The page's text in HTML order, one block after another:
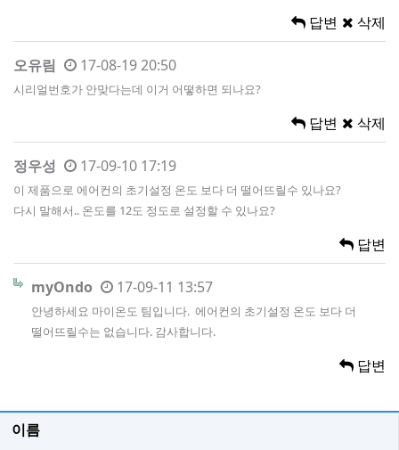
답변 삭제
오유림 17-08-19 20:50
시리얼번호가 안맞다는데 이거 어떻하면 되나요?
답변 삭제
정우성 17-09-10 17:19
이 제품으로 에어컨의 초기설정 온도 보다 더 떨어뜨릴수 있나요?
다시 말해서.. 온도를 12도 정도로 설정할 수 있나요?
답변
myOndo 17-09-11 13:57
안녕하세요 마이온도 팀입니다. 에어컨의 초기설정 온도 보다 더
떨어뜨릴수는 없습니다. 감사합니다.
답변
이름